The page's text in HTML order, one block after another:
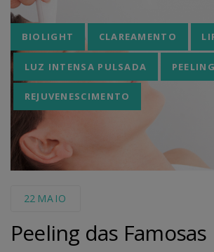
TagsBIOLIGHT CLAREAMENTO
LUZ INTENSA PULSADA PEELING
REJUVENESCIMENTO
22 MAIO
Peeling das Famosas